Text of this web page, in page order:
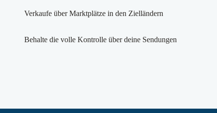
Verkaufe über Marktplätze in den Zielländern
Behalte die volle Kontrolle über deine Sendungen